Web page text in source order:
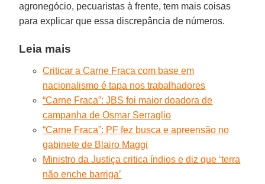
agronegócio, pecuaristas à frente, tem mais coisas
para explicar que essa discrepância de números.
Leia mais
Criticar a Carne Fraca com base em
nacionalismo é tapa nos trabalhadores
“Carne Fraca”: JBS foi maior doadora de
campanha de Osmar Serraglio
“Carne Fraca”: PF fez busca e apreensão no
gabinete de Blairo Maggi
Ministro da Justiça critica índios e diz que ‘terra
não enche barriga’